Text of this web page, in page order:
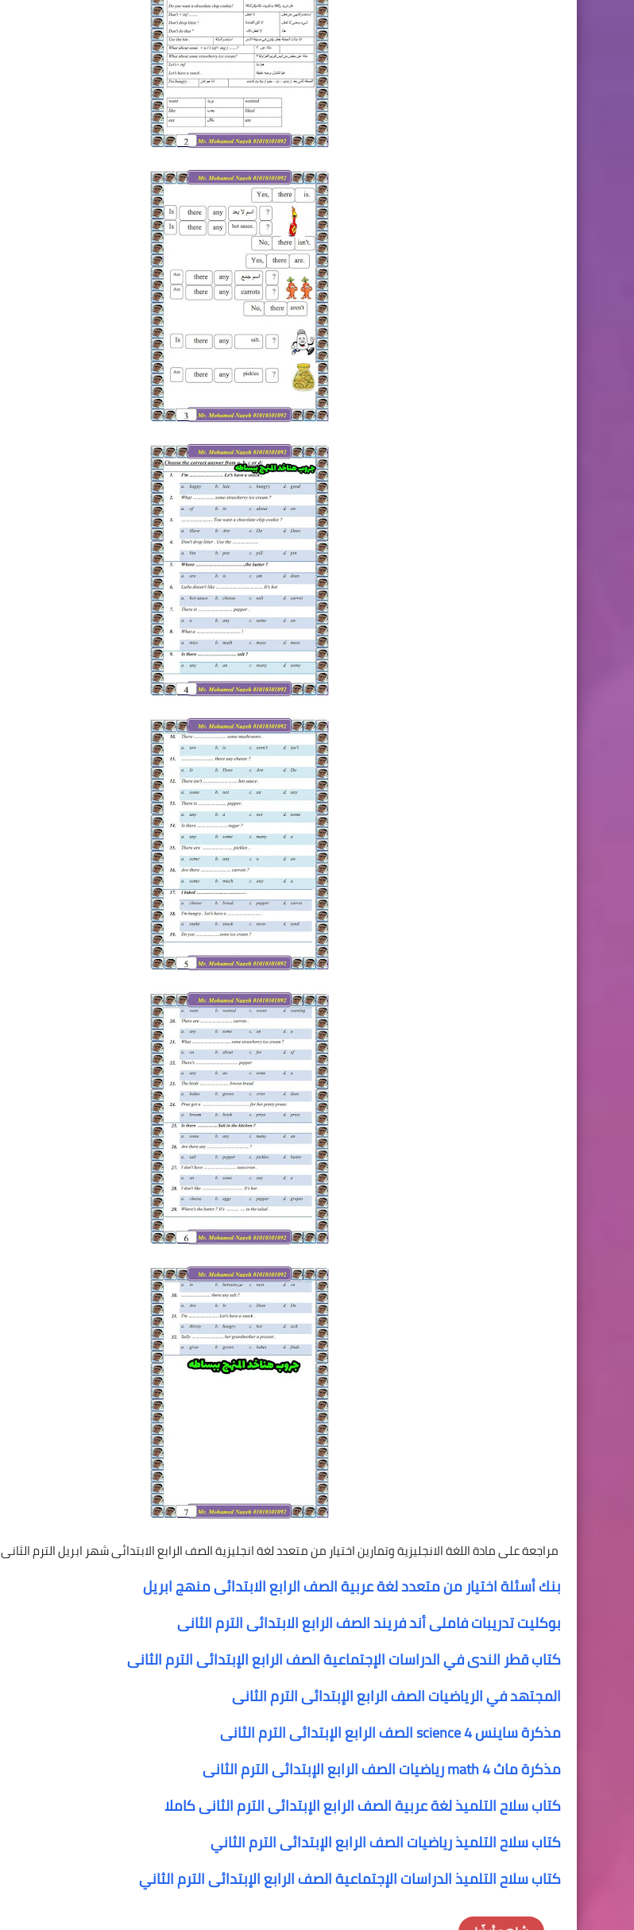
مراجعة على مادة اللغة الانجليزية وتمارين اختيار من متعدد لغة انجليزية الصف الرابع الابتدائى شهر ابريل الترم الثانى
بنك أسئلة اختيار من متعدد لغة عربية الصف الرابع الابتدائى منهج ابريل
بوكليت تدريبات فاملى أند فريند الصف الرابع الابتدائى الترم الثانى
كتاب قطر الندى في الدراسات الإجتماعية الصف الرابع الإبتدائى الترم الثانى
المجتهد في الرياضيات الصف الرابع الإبتدائى الترم الثانى
مذكرة ساينس science 4 الصف الرابع الإبتدائى الترم الثانى
مذكرة ماث math 4 رياضيات الصف الرابع الإبتدائى الترم الثانى
كتاب سلاح التلميذ لغة عربية الصف الرابع الإبتدائى الترم الثانى كاملا
كتاب سلاح التلميذ رياضيات الصف الرابع الإبتدائى الترم الثاني
كتاب سلاح التلميذ الدراسات الإجتماعية الصف الرابع الإبتدائى الترم الثاني